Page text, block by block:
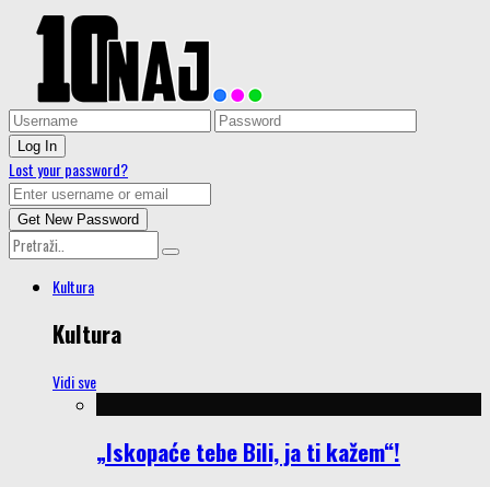
Lost your password?
Kultura
Kultura
Vidi sve
„Iskopaće tebe Bili, ja ti kažem“!